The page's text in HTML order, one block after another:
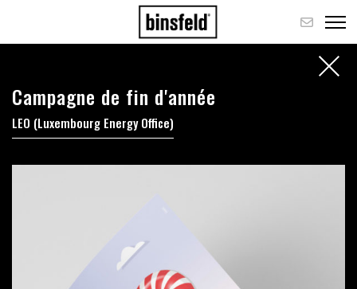
Campagne de fin d'année
LEO (Luxembourg Energy Office)